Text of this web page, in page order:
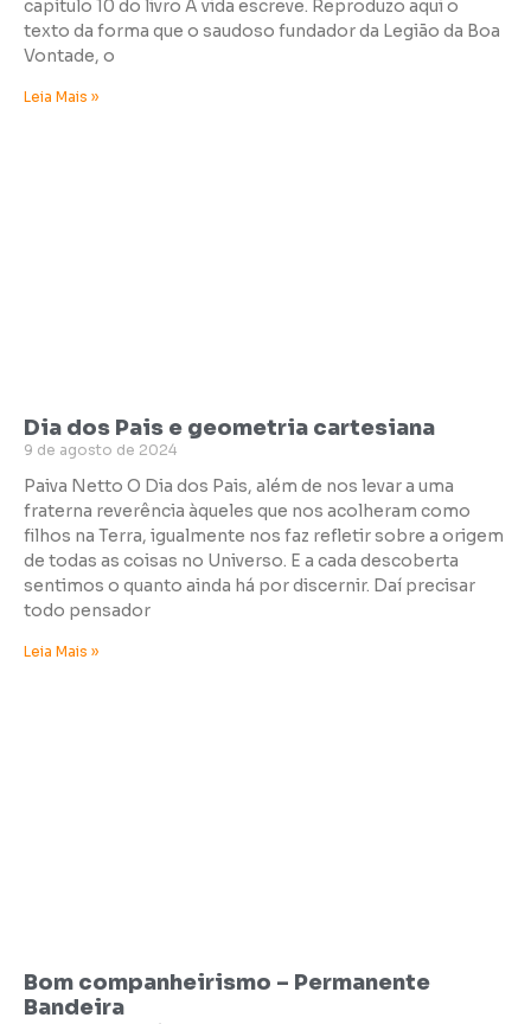
capítulo 10 do livro A vida escreve. Reproduzo aqui o
texto da forma que o saudoso fundador da Legião da Boa
Vontade, o
Leia Mais »
Dia dos Pais e geometria cartesiana
9 de agosto de 2024
Paiva Netto O Dia dos Pais, além de nos levar a uma
fraterna reverência àqueles que nos acolheram como
filhos na Terra, igualmente nos faz refletir sobre a origem
de todas as coisas no Universo. E a cada descoberta
sentimos o quanto ainda há por discernir. Daí precisar
todo pensador
Leia Mais »
Bom companheirismo – Permanente
Bandeira